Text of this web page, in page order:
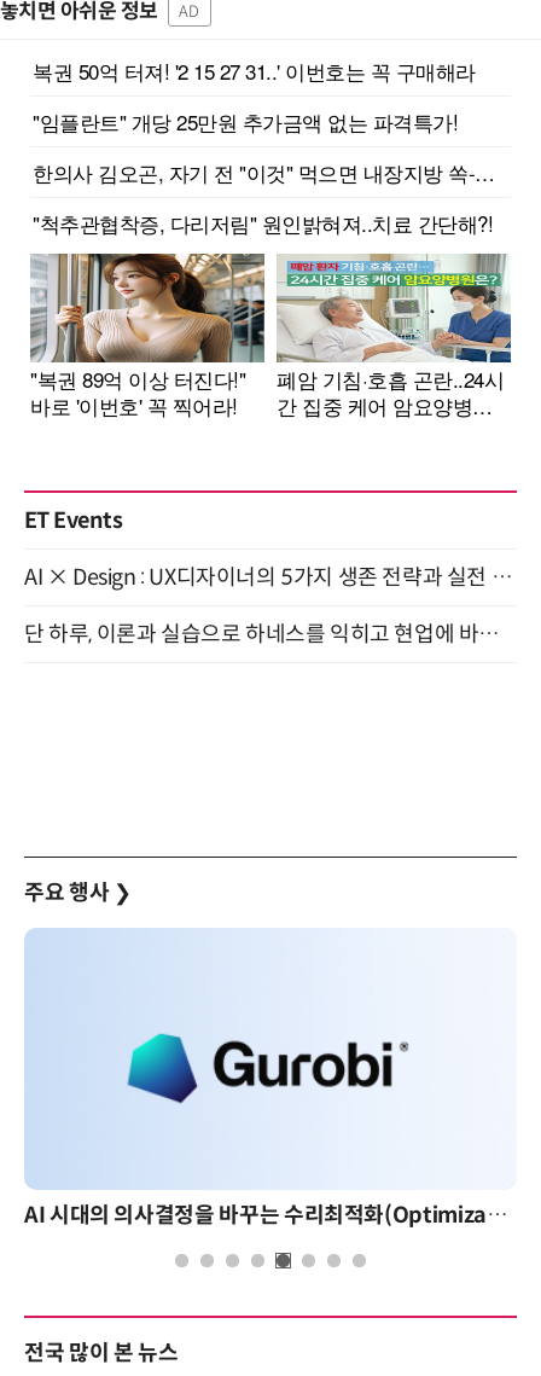
놓치면 아쉬운 정보 AD
ET Events
AI × Design : UX디자이너의 5가지 생존 전략과 실전 대응 8월 28일 개최
단 하루, 이론과 실습으로 하네스를 익히고 현업에 바로 쓰는 핸즈온 워크숍 (8/20)
주요 행사 ❯
AI 시대의 의사결정을 바꾸는 수리최적화(Optimization): 실제 산업 적용 사례와 활용 전략
전국 많이 본 뉴스